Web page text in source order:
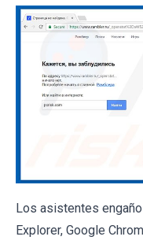
Los asistentes
Explorer, Google